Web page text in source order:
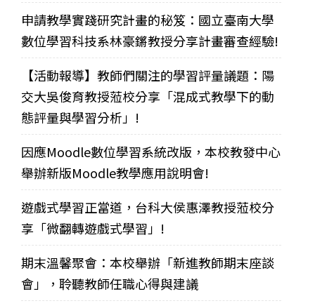
申請教學實踐研究計畫的秘笈：國立臺南大學
數位學習科技系林豪鏘教授分享計畫審查經驗!
【活動報導】教師們關注的學習評量議題：陽
交大吳俊育教授蒞校分享「混成式教學下的動
態評量與學習分析」!
因應Moodle數位學習系統改版，本校教發中心
舉辦新版Moodle教學應用說明會!
遊戲式學習正當道，台科大侯惠澤教授蒞校分
享「微翻轉遊戲式學習」!
期末溫馨聚會：本校舉辦「新進教師期末座談
會」，聆聽教師任職心得與建議